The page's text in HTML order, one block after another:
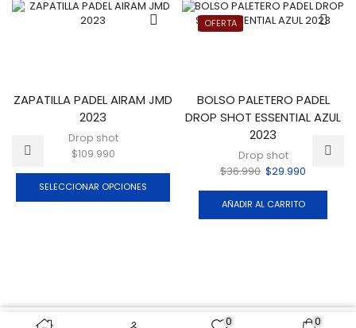
ZAPATILLA PADEL AIRAM JMD
2023
Drop shot
$109.990
SELECCIONAR OPCIONES
OFERTA
BOLSO PALETERO PADEL
DROP SHOT ESSENTIAL AZUL
2023
Drop shot
$36.990 $29.990
AÑADIR AL CARRITO
0 0